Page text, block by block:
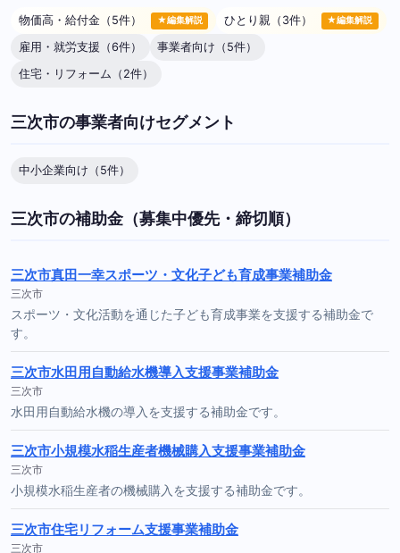
物価高・給付金（5件） ★編集解説 ひとり親（3件） ★編集解説
雇用・就労支援（6件）
事業者向け（5件）
住宅・リフォーム（2件）
三次市の事業者向けセグメント
中小企業向け（5件）
三次市の補助金（募集中優先・締切順）
三次市真田一幸スポーツ・文化子ども育成事業補助金
三次市
スポーツ・文化活動を通じた子ども育成事業を支援する補助金で
す。
三次市水田用自動給水機導入支援事業補助金
三次市
水田用自動給水機の導入を支援する補助金です。
三次市小規模水稲生産者機械購入支援事業補助金
三次市
小規模水稲生産者の機械購入を支援する補助金です。
三次市住宅リフォーム支援事業補助金
三次市